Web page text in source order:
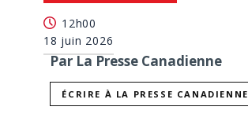
12h00
18 juin 2026
Par La Presse Canadienne
ÉCRIRE À LA PRESSE CANADIENNE